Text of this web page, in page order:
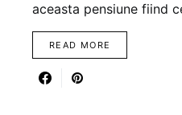
aceasta pensiune fiind
READ MORE